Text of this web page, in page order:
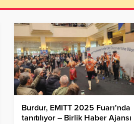
Burdur, EMITT 2025 Fuarı’nda
tanıtılıyor – Birlik Haber Ajansı